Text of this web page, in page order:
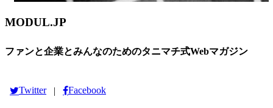
MODUL.JP
ファンと企業とみんなのためのタニマチ式Webマガジン
Twitter | Facebook